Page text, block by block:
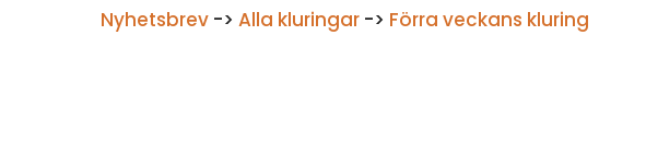
Nyhetsbrev -> Alla kluringar -> Förra veckans kluring